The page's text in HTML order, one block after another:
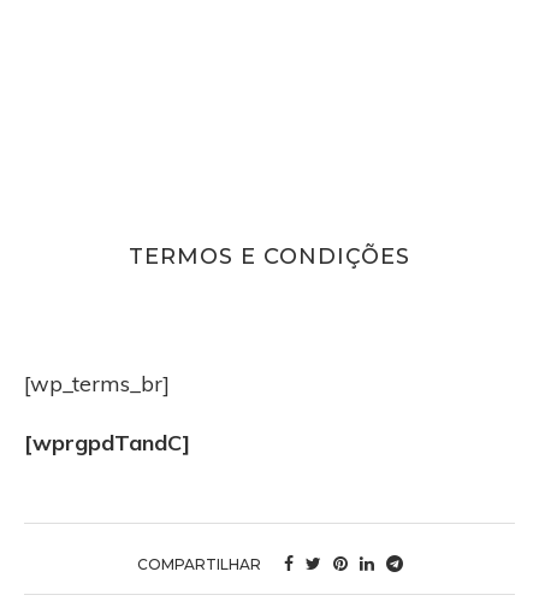
TERMOS E CONDIÇÕES
[wp_terms_br]
[wprgpdTandC]
COMPARTILHAR